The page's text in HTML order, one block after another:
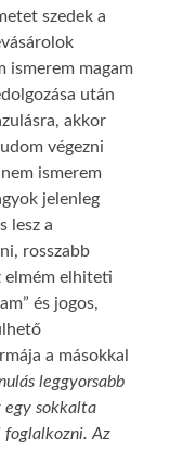
szedek a
ismerem magam
után
akkor
végezni
ismerem
jelenleg
lesz a
rosszabb
elmém elhiteti
és jogos,
a másokkal
leggyorsabb
egy sokkalta
foglalkozni. Az